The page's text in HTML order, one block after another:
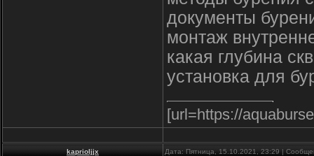
документы
монтаж
какая глубина
установка для
[url=https://
kaprioljjx Дата: Пятница, 15.10.2021, 23:29 |